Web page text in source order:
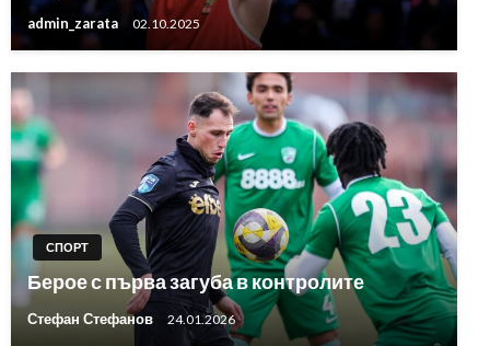
admin_zarata 02.10.2025
СПОРТ
Берое с първа загуба в контролите
Стефан Стефанов 24.01.2026